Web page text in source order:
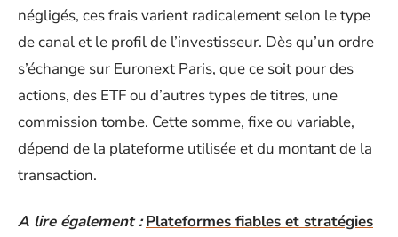
négligés, ces frais varient radicalement selon le type
de canal et le profil de l’investisseur. Dès qu’un ordre
s’échange sur Euronext Paris, que ce soit pour des
actions, des ETF ou d’autres types de titres, une
commission tombe. Cette somme, fixe ou variable,
dépend de la plateforme utilisée et du montant de la
transaction.
A lire également : Plateformes fiables et stratégies